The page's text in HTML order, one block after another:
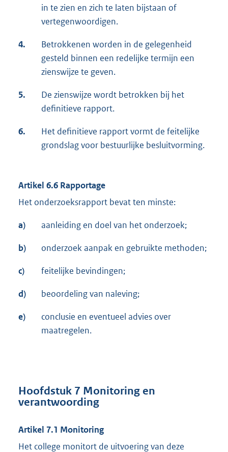
in te zien en zich te laten bijstaan of
vertegenwoordigen.
4.
Betrokkenen worden in de gelegenheid
gesteld binnen een redelijke termijn een
zienswijze te geven.
5.
De zienswijze wordt betrokken bij het
definitieve rapport.
6.
Het definitieve rapport vormt de feitelijke
grondslag voor bestuurlijke besluitvorming.
Artikel 6.6 Rapportage
Het onderzoeksrapport bevat ten minste:
a) aanleiding en doel van het onderzoek;
b) onderzoek aanpak en gebruikte methoden;
c) feitelijke bevindingen;
d) beoordeling van naleving;
e)
conclusie en eventueel advies over
maatregelen.
Hoofdstuk 7 Monitoring en
verantwoording
Artikel 7.1 Monitoring
Het college monitort de uitvoering van deze